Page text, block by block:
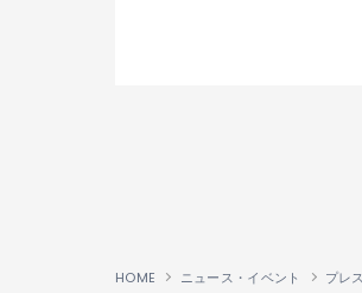
HOME ニュース・イベント プレ